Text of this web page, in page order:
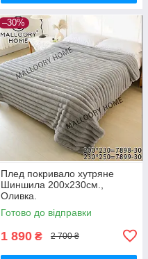
–30%
Плед покривало хутряне
Шиншила 200х230см.,
Оливка.
Готово до відправки
1 890 ₴ 2 700 ₴